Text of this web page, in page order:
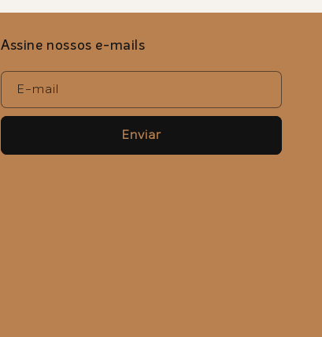
Assine nossos e-mails
E-mail
Enviar